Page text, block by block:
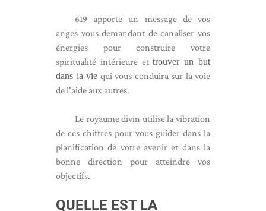
619 apporte un message de vos
anges vous demandant de canaliser vos
énergies pour construire votre
spiritualité intérieure ettrouver un but
dans la vie qui vous conduira sur la voie
de l'aide aux autres.
Le royaume divin utilise la vibration
de ces chiffres pour vous guider dans la
planification de votre avenir et dans la
bonne direction pour atteindre vos
objectifs.
QUELLE EST LA